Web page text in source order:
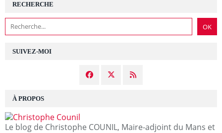
SUIVEZ-MOI
RECHERCHE
À PROPOS
Le blog de Christophe COUNIL, Maire-adjoint du Mans et